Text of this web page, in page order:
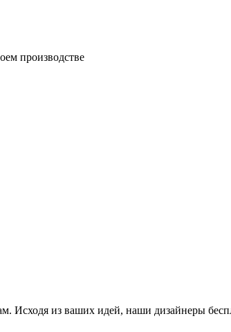
производстве
Исходя из ваших идей, наши дизайнеры